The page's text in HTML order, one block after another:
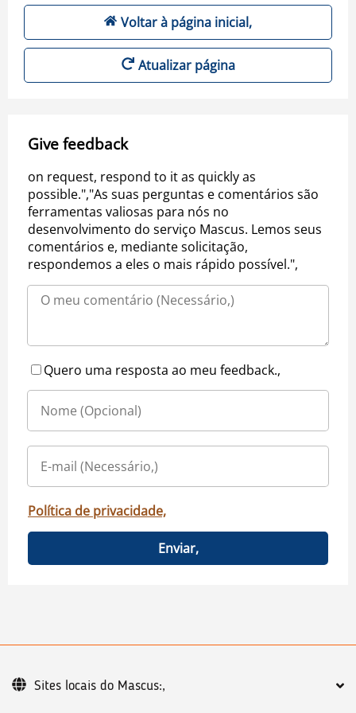
Voltar à página inicial,
Atualizar página
Give feedback
on request, respond to it as quickly as
possible.","As suas perguntas e comentários são
ferramentas valiosas para nós no
desenvolvimento do serviço Mascus. Lemos seus
comentários e, mediante solicitação,
respondemos a eles o mais rápido possível.",
Quero uma resposta ao meu feedback.,
Política de privacidade,
Enviar,
Sites locais do Mascus:,